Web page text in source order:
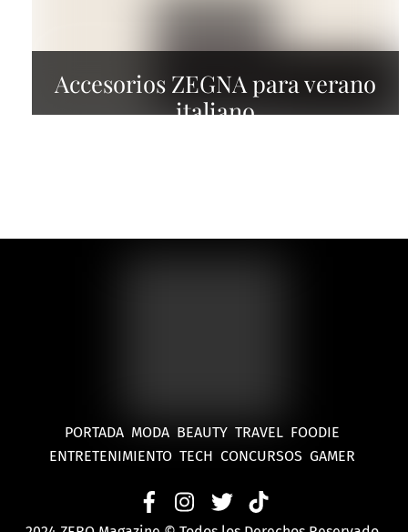
Accesorios ZEGNA para verano
italiano
PORTADA MODA BEAUTY TRAVEL FOODIE
ENTRETENIMIENTO TECH CONCURSOS GAMER